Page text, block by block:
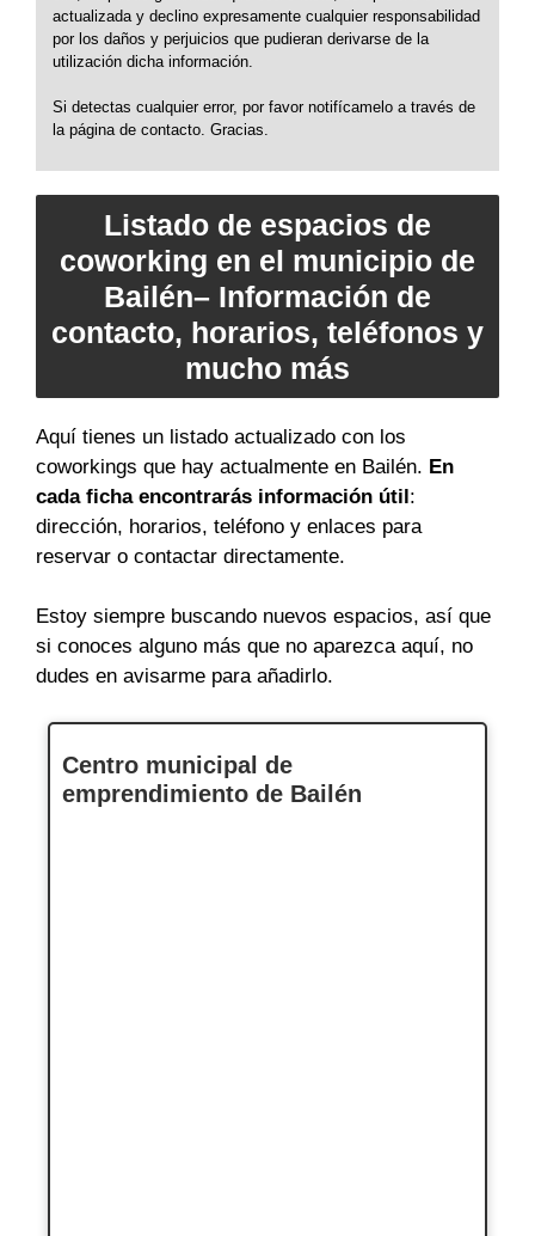
actualizada y declino expresamente cualquier responsabilidad
por los daños y perjuicios que pudieran derivarse de la
utilización dicha información.
Si detectas cualquier error, por favor notifícamelo a través de
la página de contacto. Gracias.
Listado de espacios de
coworking en el municipio de
Bailén– Información de
contacto, horarios, teléfonos y
mucho más
Aquí tienes un listado actualizado con los
coworkings que hay actualmente en Bailén. En
cada ficha encontrarás información útil:
dirección, horarios, teléfono y enlaces para
reservar o contactar directamente.
Estoy siempre buscando nuevos espacios, así que
si conoces alguno más que no aparezca aquí, no
dudes en avisarme para añadirlo.
Centro municipal de
emprendimiento de Bailén